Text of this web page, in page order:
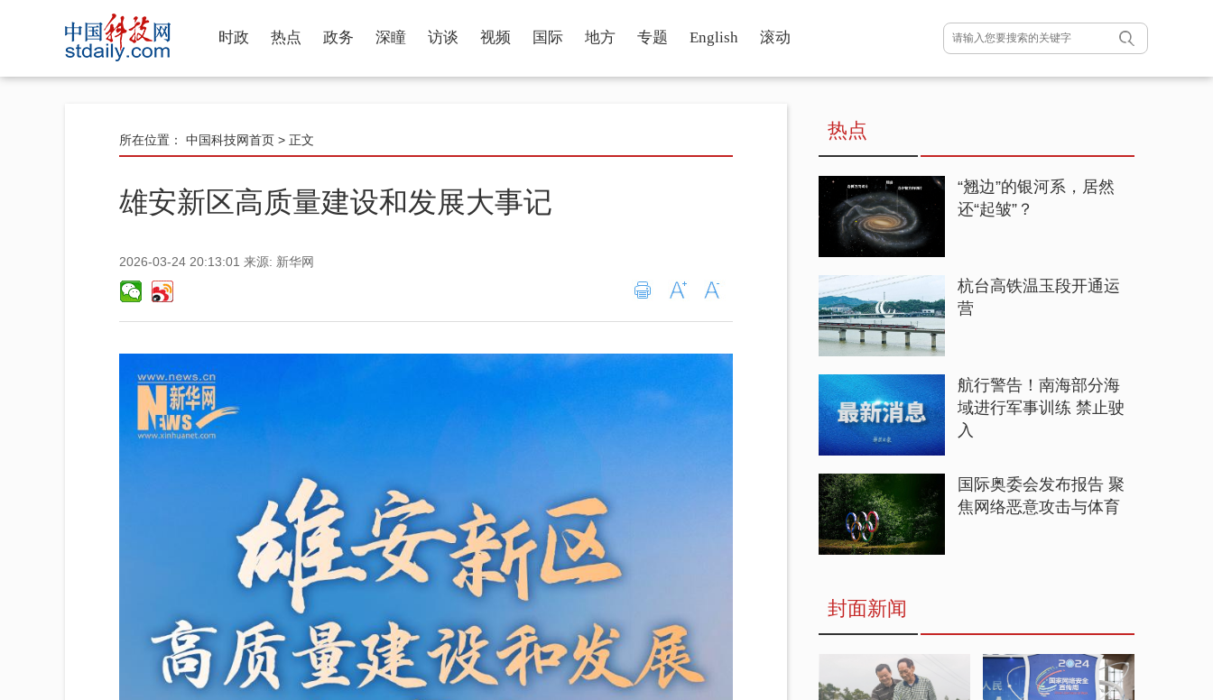
时政 热点 政务 深瞳 访谈 视频 国际 地方 专题 English 滚动
所在位置： 中国科技网首页 > 正文
雄安新区高质量建设和发展大事记
2026-03-24 20:13:01 来源: 新华网
热点
“翘边”的银河系，居然
还“起皱”？
杭台高铁温玉段开通运
营
航行警告！南海部分海
域进行军事训练 禁止驶
入
国际奥委会发布报告 聚
焦网络恶意攻击与体育
封面新闻